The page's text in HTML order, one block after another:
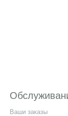
Ваши заказы